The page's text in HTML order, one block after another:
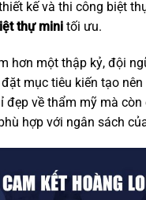
kế và thi công biệt
thự mini tối ưu.
hơn một thập kỷ, đội
mục tiêu kiến tạo
đẹp về thẩm mỹ mà
hợp với ngân sách